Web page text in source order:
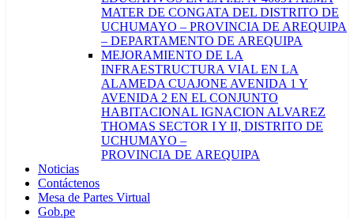
MATER DE CONGATA DEL DISTRITO DE
UCHUMAYO – PROVINCIA DE AREQUIPA
– DEPARTAMENTO DE AREQUIPA
MEJORAMIENTO DE LA
INFRAESTRUCTURA VIAL EN LA
ALAMEDA CUAJONE AVENIDA 1 Y
AVENIDA 2 EN EL CONJUNTO
HABITACIONAL IGNACION ALVAREZ
THOMAS SECTOR I Y II, DISTRITO DE
UCHUMAYO –
PROVINCIA DE AREQUIPA
Noticias
Contáctenos
Mesa de Partes Virtual
Gob.pe